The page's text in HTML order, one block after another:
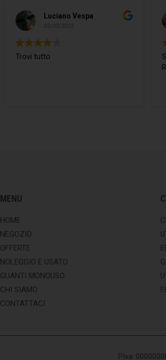
Luciano Vespa
02/03/2022
Trovi tutto
MENU
HOME
NEGOZIO
OFFERTE
NOLEGGIO E USATO
GUANTI MONOUSO
CHI SIAMO
CONTATTACI
P.Iva: